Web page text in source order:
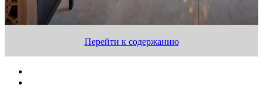
Перейти к содержанию